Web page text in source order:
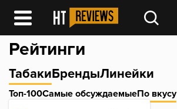
Рейтинги
ТабакиБрендыЛинейки
Топ-100Самые обсуждаемыеПо вкусу